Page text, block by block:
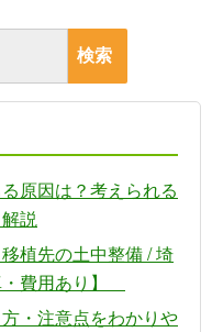
原因は？考えられる
説
植先の土中整備 / 埼
費用あり】
・注意点をわかりや